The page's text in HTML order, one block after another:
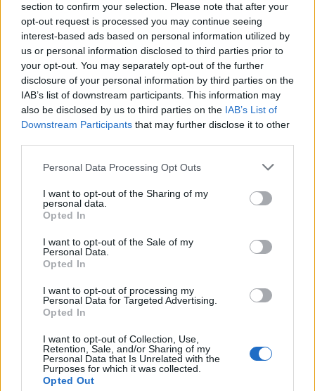
section to confirm your selection. Please note that after your
opt-out request is processed you may continue seeing
interest-based ads based on personal information utilized by
us or personal information disclosed to third parties prior to
your opt-out. You may separately opt-out of the further
disclosure of your personal information by third parties on the
IAB’s list of downstream participants. This information may
also be disclosed by us to third parties on the IAB’s List of
Downstream Participants that may further disclose it to other
Please note that this website/app uses one or more Google
not limited to your visit or usage behaviour. You may click to
grant or deny consent to Google and its third-party tags to
use your data for below specified purposes in below Google
consent section.
Personal Data Processing Opt Outs
I want to opt-out of the Sharing of my
personal data.
Opted In
I want to opt-out of the Sale of my
Personal Data.
Opted In
I want to opt-out of processing my
Personal Data for Targeted Advertising.
Opted In
I want to opt-out of Collection, Use,
Retention, Sale, and/or Sharing of my
Personal Data that Is Unrelated with the
Purposes for which it was collected.
Opted Out
L’objectif de cet enseignement est de réaliser « la tâche
qui lui a été confiée par le Christ : œuvrer à diffuser la
Bonne Nouvelle du Salut » (article 8 de ses statuts).
Cependant, le prosélytisme de l’éducation catholique ne
justifie en aucune façon que les élèves qui y sont inscrits
travers des signes religieux si les élèves de l’éducation
piliers de la République, elle devrait s’appliquer à tous, y
compris à l’éducation catholique !
Une troisième version de la laïcité scolaire est incarnée par
les élèves étudiant dans les départements du Bas-Rhin, du
la loi séparant l’Eglise et l’Etat, ces trois départements
étaient reliés à l’Empire allemand, de sorte qu’une heure
hebdomadaire d’instruction religieuse est intégrée à leur
curriculum [c’est le Concordat d’Alsace-Moselle]. Le
salaire des prêtres, des pasteurs et des rabbins est pris en